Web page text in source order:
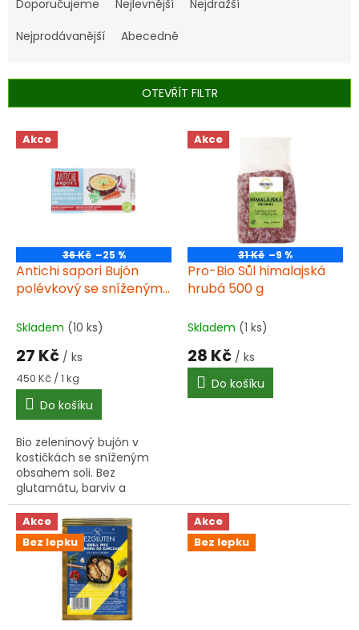
e
r
o
d
Doporučujeme Nejlevnější
Nejdražší
Nejprodávanější
Abecedně
OTEVŘÍT FILTR
V
o
d
Akce
36 Kč –25 %
Antichi sapori Bujón
polévkový se sníženým
Skladem (10 ks)
27 Kč / ks
Měrná
cena:
450 Kč / 1 kg
Do košíku
Bio zeleninový bujón v
kostičkách se sníženým
obsahem soli. Bez
glutamátu, barviv a
umělých aromata. 6 kostek
pro přípravu 3 litrů vývaru.
Akce
31 Kč –9 %
Pro-Bio Sůl himalajská
hrubá 500 g
Skladem (1 ks)
28 Kč / ks
Do košíku
Akce
Bez lepku
Akce
Bez lepku